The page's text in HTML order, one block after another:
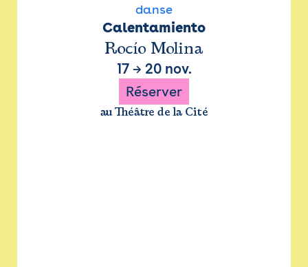
danse
Calentamiento
Rocío Molina
17→ 20 nov.
Réserver
au Théâtre de la Cité